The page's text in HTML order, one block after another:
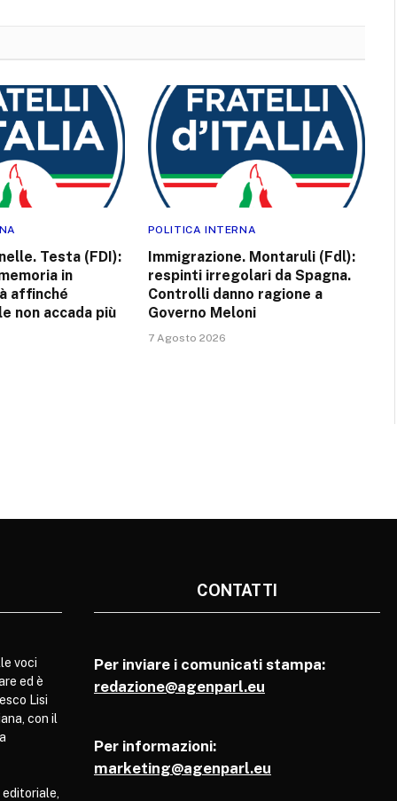
Testa (FDI):
in
affinché
non accada più
POLITICA INTERNA
Immigrazione. Montaruli (Fdl):
respinti irregolari da Spagna.
Controlli danno ragione a
Governo Meloni
7 Agosto 2026
voci
ed è
Lisi
con il
CONTATTI
Per inviare i comunicati stampa:
redazione@agenparl.eu
Per informazioni:
marketing@agenparl.eu